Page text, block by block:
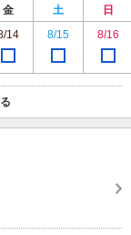
金 土
日
14 8/15 8/16